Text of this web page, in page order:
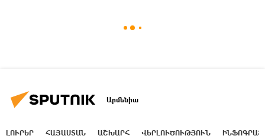
Արմենիա
ԼՈՒՐԵՐ ՀԱՅԱՍՏԱՆ ԱՇԽԱՐՀ ՎԵՐԼՈՒԾՈՒԹՅՈՒՆ